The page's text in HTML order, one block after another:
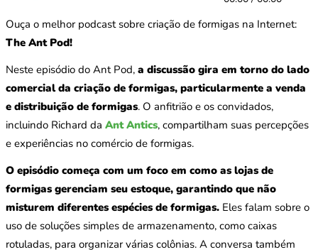
Ouça o melhor podcast sobre criação de formigas na Internet:
The Ant Pod!
Neste episódio do Ant Pod, a discussão gira em torno do lado
comercial da criação de formigas, particularmente a venda
e distribuição de formigas. O anfitrião e os convidados,
incluindo Richard da Ant Antics, compartilham suas percepções
e experiências no comércio de formigas.
O episódio começa com um foco em como as lojas de
formigas gerenciam seu estoque, garantindo que não
misturem diferentes espécies de formigas. Eles falam sobre o
uso de soluções simples de armazenamento, como caixas
rotuladas, para organizar várias colônias. A conversa também